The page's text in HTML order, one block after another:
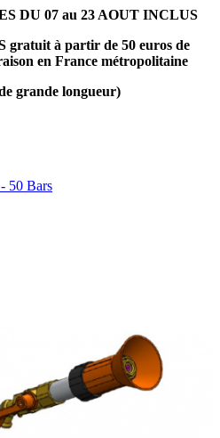
DU 07 au 23 AOUT INCLUS
à partir de 50 euros de
en France métropolitaine
grande longueur)
50 Bars